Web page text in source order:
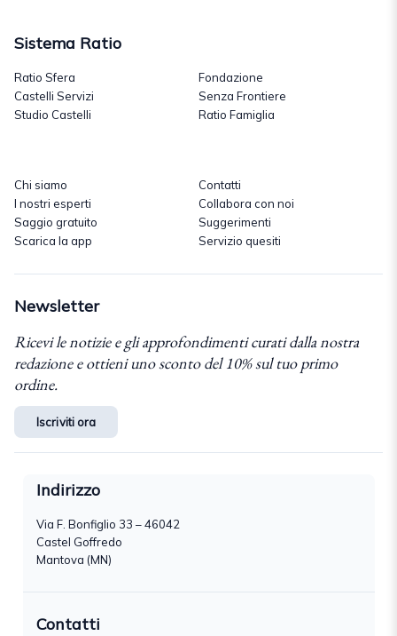
Sistema Ratio
Ratio Sfera
Castelli Servizi
Studio Castelli
Fondazione
Senza Frontiere
Ratio Famiglia
Chi siamo
I nostri esperti
Saggio gratuito
Scarica la app
Contatti
Collabora con noi
Suggerimenti
Servizio quesiti
Newsletter
Ricevi le notizie e gli approfondimenti curati dalla nostra
redazione e ottieni uno sconto del 10% sul tuo primo
ordine.
Iscriviti ora
Indirizzo
Via F. Bonfiglio 33 – 46042
Castel Goffredo
Mantova (MN)
Contatti